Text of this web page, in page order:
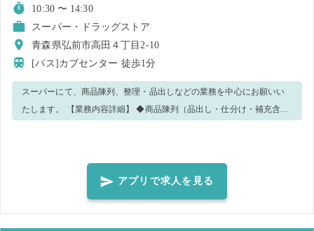
10:30 〜 14:30
スーパー・ドラッグストア
青森県弘前市高田４丁目2-10
[バス]カブセンター 徒歩1分
スーパーにて、商品陳列、整理・品出しなどの業務を中心にお願いい
たします。 【業務内容詳細】 ◆商品陳列（品出し・仕分け・補充含
場合がございます。 売り場での作業もある為、お客様からお声がけが
ある可能性があります。あらかじめご了承くださいませ。 未経験でも
安心して働けます🔰 丁寧にサポートします！ 先輩スタッフも 未経験か
らスタート した方が多数✨ ⭐こんな方大歓迎！ ・礼儀正しく受け答え
アプリで求人を見る